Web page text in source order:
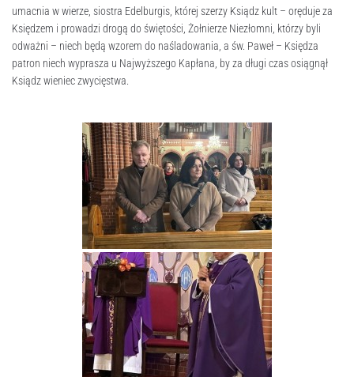
umacnia w wierze, siostra Edelburgis, której szerzy Ksiądz kult – oręduje za
Księdzem i prowadzi drogą do świętości, Żołnierze Niezłomni, którzy byli
odważni – niech będą wzorem do naśladowania, a św. Paweł – Księdza
patron niech wyprasza u Najwyższego Kapłana, by za długi czas osiągnął
Ksiądz wieniec zwycięstwa.